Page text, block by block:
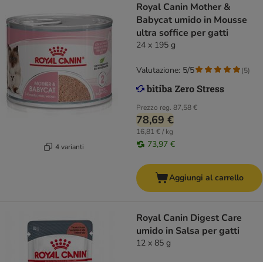
4 varianti
Royal Canin Mother &
Babycat umido in Mousse
ultra soffice per gatti
24 x 195 g
Prezzo reg. 87,58 €
78,69 €
16,81 € / kg
73,97 €
Valutazione: 5/5 (5)
Aggiungi al carrello
Royal Canin Digest Care
umido in Salsa per gatti
12 x 85 g